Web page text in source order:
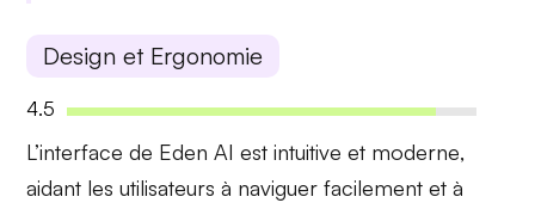
Design et Ergonomie
4.5
L’interface de Eden AI estintuitive et moderne,
aidant les utilisateurs à naviguer facilement et à